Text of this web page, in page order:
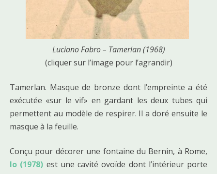
Luciano Fabro – Tamerlan (1968)
(cliquer sur l’image pour l’agrandir)
Tamerlan. Masque de bronze dont l’empreinte a été
exécutée «sur le vif» en gardant les deux tubes qui
permettent au modèle de respirer. Il a doré ensuite le
masque à la feuille.
Conçu pour décorer une fontaine du Bernin, à Rome,
Io (1978) est une cavité ovoïde dont l’intérieur porte